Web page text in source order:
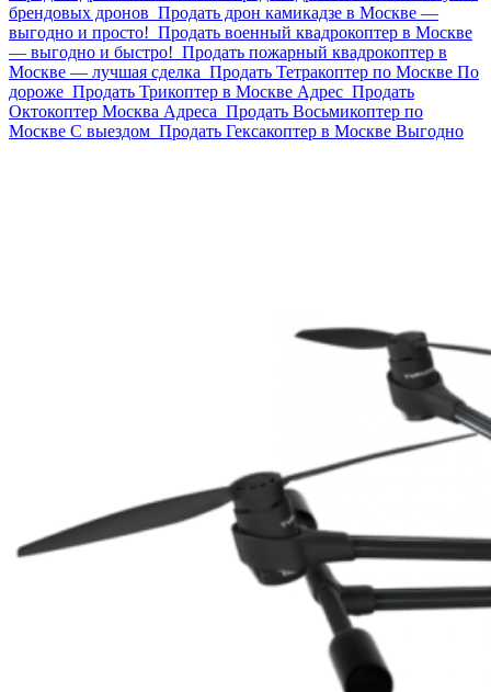
брендовых дронов Продать дрон камикадзе в Москве —
выгодно и просто! Продать военный квадрокоптер в Москве
— выгодно и быстро! Продать пожарный квадрокоптер в
Москве — лучшая сделка Продать Тетракоптер по Москве По
дороже Продать Трикоптер в Москве Адрес Продать
Октокоптер Москва Адреса Продать Восьмикоптер по
Москве С выездом Продать Гексакоптер в Москве Выгодно